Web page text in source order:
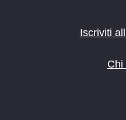
Iscriviti
Chi